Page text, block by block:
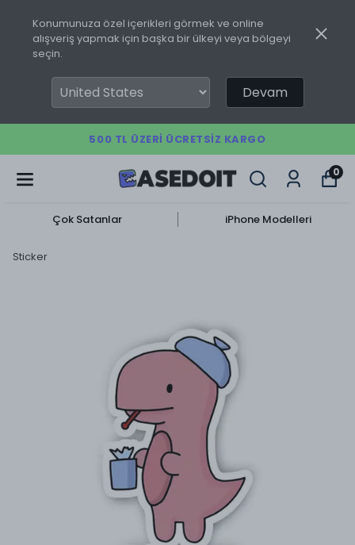
Konumunuza özel içerikleri görmek ve online
alışveriş yapmak için başka bir ülkeyi veya bölgeyi
seçin.
Devam
500 TL ÜZERI ÜCRETSIZ KARGO
0
Çok Satanlar iPhone Modelleri
Sticker